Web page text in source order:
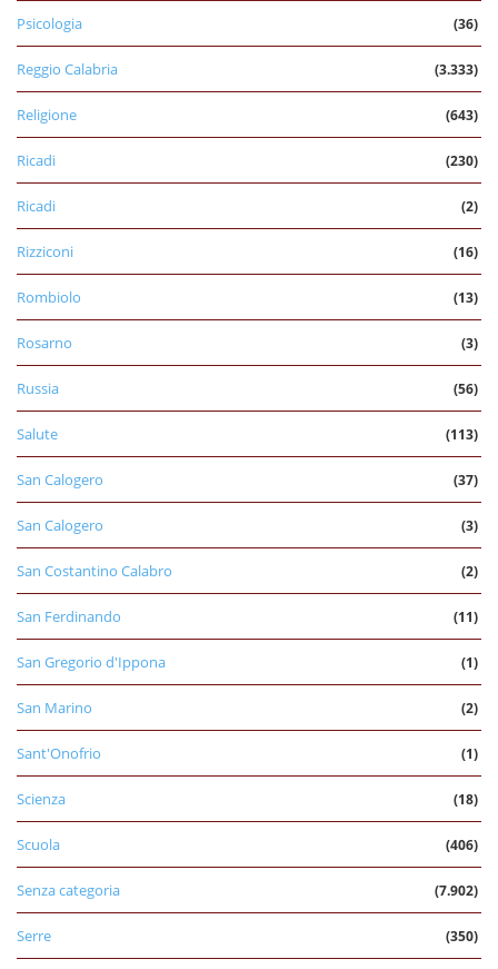
Psicologia (36)
Reggio Calabria (3.333)
Religione (643)
Ricadi (230)
Ricadi (2)
Rizziconi (16)
Rombiolo (13)
Rosarno (3)
Russia (56)
Salute (113)
San Calogero (37)
San Calogero (3)
San Costantino Calabro (2)
San Ferdinando (11)
San Gregorio d'Ippona (1)
San Marino (2)
Sant'Onofrio (1)
Scienza (18)
Scuola (406)
Senza categoria (7.902)
Serre (350)